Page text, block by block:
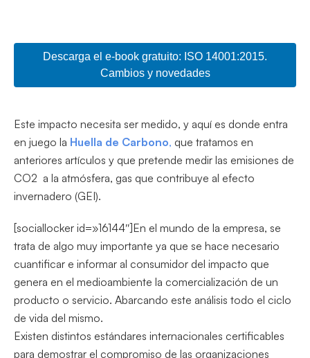
Descarga el e-book gratuito: ISO 14001:2015.
Cambios y novedades
Este impacto necesita ser medido, y aquí es donde entra
en juego la Huella de Carbono, que tratamos en
anteriores artículos y que pretende medir las emisiones de
CO2 a la atmósfera, gas que contribuye al efecto
invernadero (GEI).
[sociallocker id=»16144″]En el mundo de la empresa, se
trata de algo muy importante ya que se hace necesario
cuantificar e informar al consumidor del impacto que
genera en el medioambiente la comercialización de un
producto o servicio. Abarcando este análisis todo el ciclo
de vida del mismo.
Existen distintos estándares internacionales certificables
para demostrar el compromiso de las organizaciones